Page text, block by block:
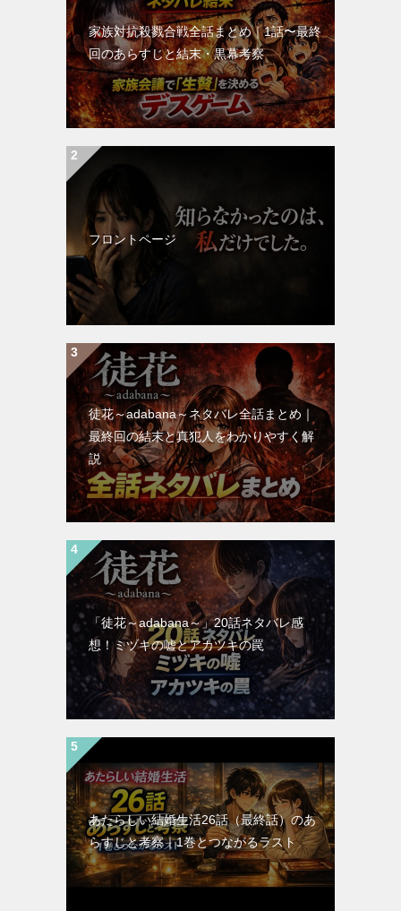
家族対抗殺戮合戦全話まとめ｜1話〜最終
回のあらすじと結末・黒幕考察
フロントページ
徒花～adabana～ネタバレ全話まとめ｜
最終回の結末と真犯人をわかりやすく解
説
「徒花～adabana～」20話ネタバレ感
想！ミヅキの嘘とアカツキの罠
あたらしい結婚生活26話（最終話）のあ
らすじと考察｜1巻とつながるラスト